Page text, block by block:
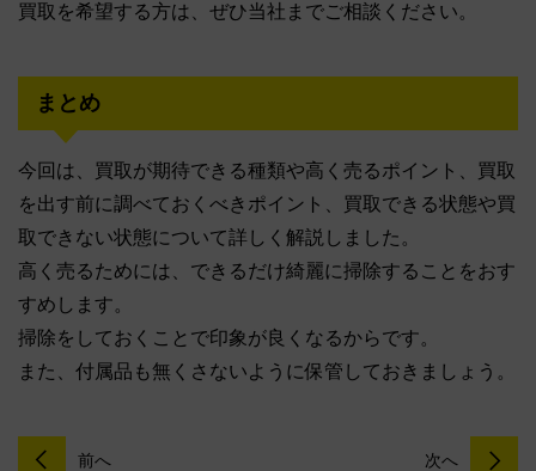
買取を希望する方は、ぜひ当社までご相談ください。
まとめ
今回は、買取が期待できる種類や高く売るポイント、買取
を出す前に調べておくべきポイント、買取できる状態や買
取できない状態について詳しく解説しました。
高く売るためには、できるだけ綺麗に掃除することをおす
すめします。
掃除をしておくことで印象が良くなるからです。
また、付属品も無くさないように保管しておきましょう。
前へ 次へ